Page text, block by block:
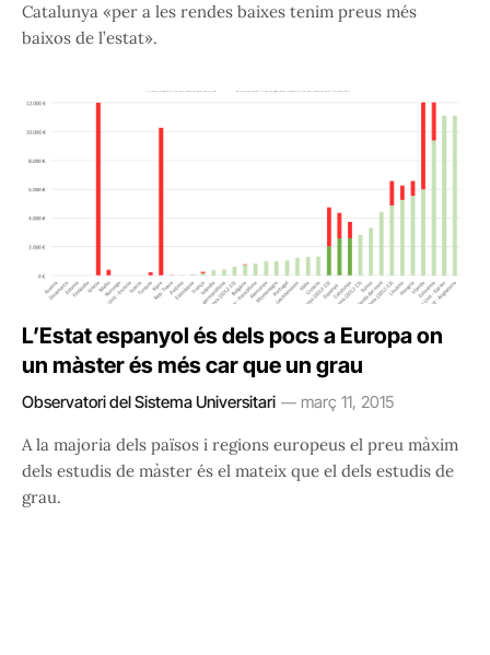
Catalunya «per a les rendes baixes tenim preus més
baixos de l’estat».
L’Estat espanyol és dels pocs a Europa on
un màster és més car que un grau
Observatori del Sistema Universitari març 11, 2015
A la majoria dels països i regions europeus el preu màxim
dels estudis de màster és el mateix que el dels estudis de
grau.